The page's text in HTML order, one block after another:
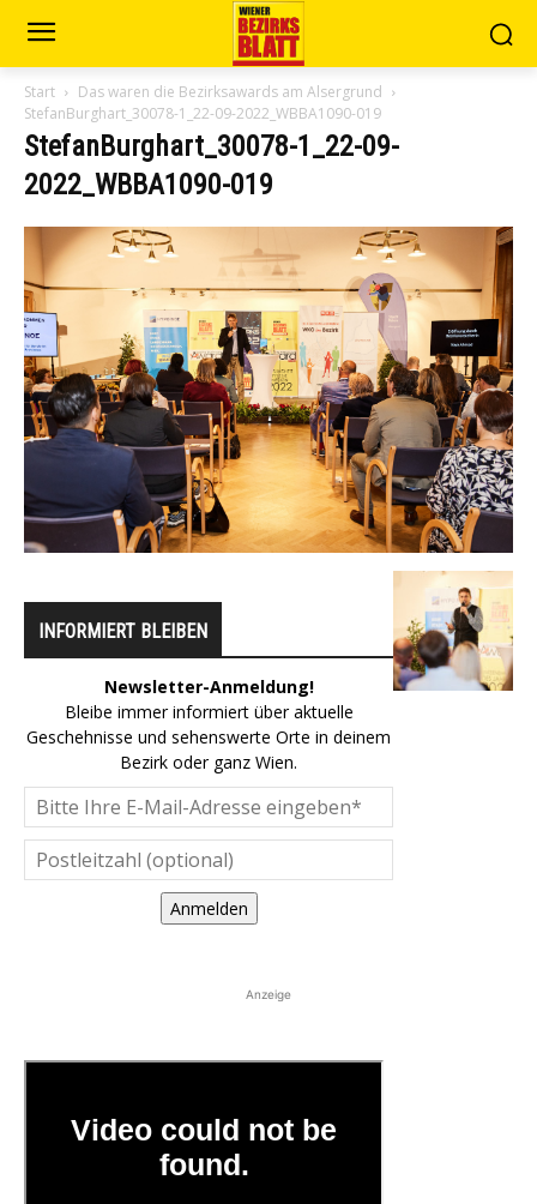
Start
Das waren die Bezirksawards am Alsergrund
StefanBurghart_30078-1_22-09-2022_WBBA1090-019
StefanBurghart_30078-1_22-09-
2022_WBBA1090-019
INFORMIERT BLEIBEN
Newsletter-Anmeldung!
Bleibe immer informiert über aktuelle
Geschehnisse und sehenswerte Orte in deinem
Bezirk oder ganz Wien.
Anmelden
Anzeige